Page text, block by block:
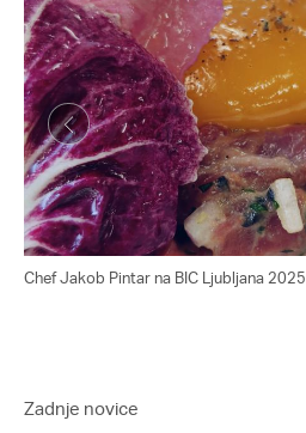
Chef Jakob Pintar na BIC Ljubljana 2025
Zadnje novice